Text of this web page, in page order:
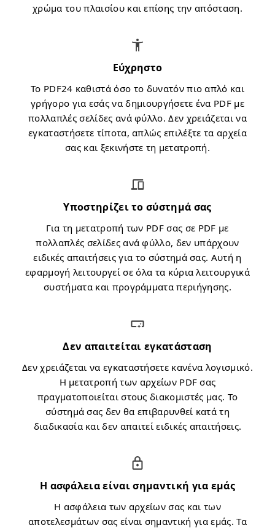
χρώμα του πλαισίου και επίσης την απόσταση.
Εύχρηστο
Το PDF24 καθιστά όσο το δυνατόν πιο απλό και
γρήγορο για εσάς να δημιουργήσετε ένα PDF με
πολλαπλές σελίδες ανά φύλλο. Δεν χρειάζεται να
εγκαταστήσετε τίποτα, απλώς επιλέξτε τα αρχεία
σας και ξεκινήστε τη μετατροπή.
Υποστηρίζει το σύστημά σας
Για τη μετατροπή των PDF σας σε PDF με
πολλαπλές σελίδες ανά φύλλο, δεν υπάρχουν
ειδικές απαιτήσεις για το σύστημά σας. Αυτή η
εφαρμογή λειτουργεί σε όλα τα κύρια λειτουργικά
συστήματα και προγράμματα περιήγησης.
Δεν απαιτείται εγκατάσταση
Δεν χρειάζεται να εγκαταστήσετε κανένα λογισμικό.
Η μετατροπή των αρχείων PDF σας
πραγματοποιείται στους διακομιστές μας. Το
σύστημά σας δεν θα επιβαρυνθεί κατά τη
διαδικασία και δεν απαιτεί ειδικές απαιτήσεις.
Η ασφάλεια είναι σημαντική για εμάς
Η ασφάλεια των αρχείων σας και των
αποτελεσμάτων σας είναι σημαντική για εμάς. Τα